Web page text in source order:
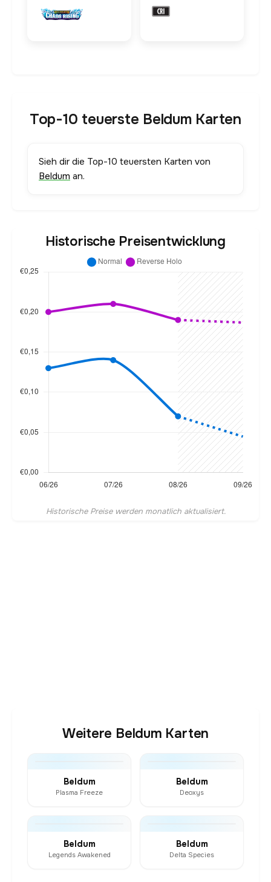
Top-10 teuerste Beldum Karten
Sieh dir die Top-10 teuersten Karten von
Beldum an.
Historische Preisentwicklung
Historische Preise werden monatlich aktualisiert.
Weitere Beldum Karten
Beldum
Plasma Freeze
Beldum
Deoxys
Beldum
Legends Awakened
Beldum
Delta Species